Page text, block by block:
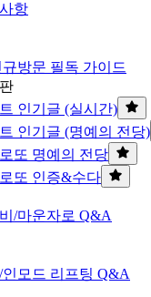
항
규방문 필독 가이드
인기글 (실시간)
인기글 (명예의 전당)
또 명예의 전당
또 인증&수다
/마운자로 Q&A
인모드 리프팅 Q&A